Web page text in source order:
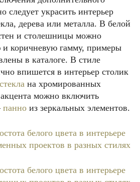
следует украсить интерьер
дерева или металла. В белой
и столешницы можно
и коричневую гамму, примеры
в каталоге. В стиле
впишется в интерьер столик
на хромированных
можно включить
панно из зеркальных элементов.